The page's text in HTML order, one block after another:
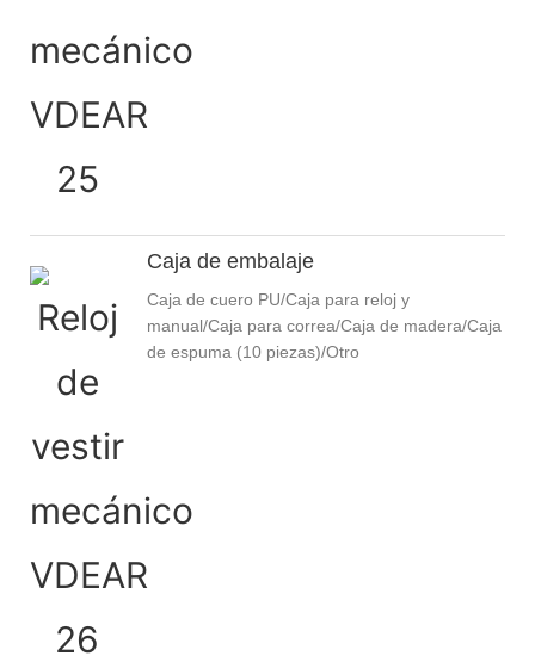
Caja de embalaje
Caja de cuero PU/Caja para reloj y
manual/Caja para correa/Caja de madera/Caja
de espuma (10 piezas)/Otro